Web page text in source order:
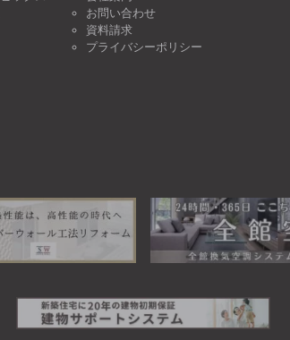
お問い合わせ
資料請求
プライバシーポリシー